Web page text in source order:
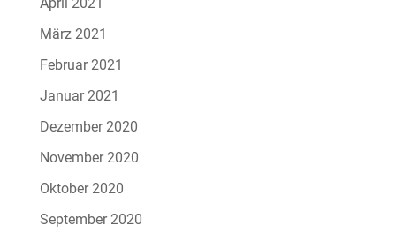
März 2021
Februar 2021
Januar 2021
Dezember 2020
November 2020
Oktober 2020
September 2020